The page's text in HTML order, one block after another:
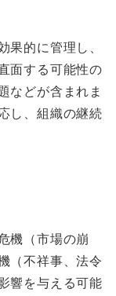
的に管理し、
面する可能性の
などが含まれま
し、組織の継続
機（市場の崩
（不祥事、法令
響を与える可能